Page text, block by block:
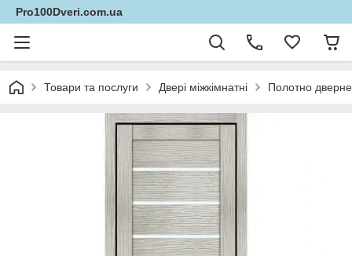
Pro100Dveri.com.ua
Товари та послуги Двері міжкімнатні Полотно